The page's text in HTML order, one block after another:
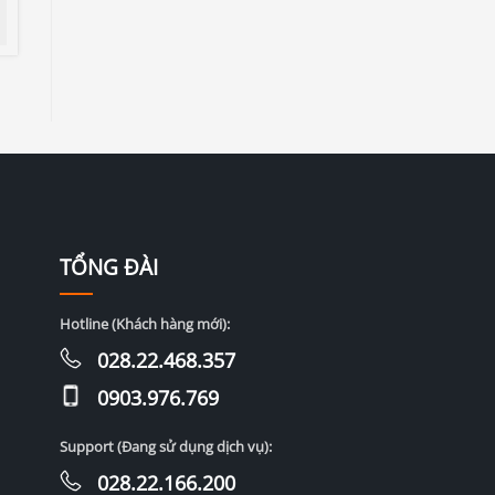
TỔNG ĐÀI
Hotline (Khách hàng mới):
028.22.468.357
0903.976.769
Support (Đang sử dụng dịch vụ):
028.22.166.200